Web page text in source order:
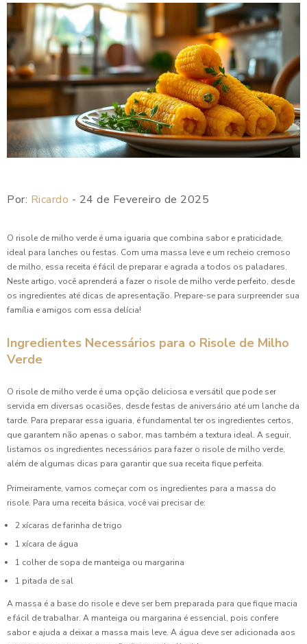
Como Preparar a Melhor Esfiha de Carne em Casa
Como Preparar Coxinhas de Frango para Festa que
Sucesso
Como Preparar Deliciosas Coxinhas de Frango para Festa e
Impressionar seus Convidados
Como Preparar Esfiha de Carne para Festa Perfeita
Como Preparar o Enroladinho de Salsicha Perfeito para
Como Preparar o Melhor Enroladinho de Presunto e Queijo
em Poucos Passos
Como Preparar Quibe Perfeito em Casa
Convidados
Como Preparar Risoletes Irresistíveis para Sua Festa
Como Preparar Salgado Assado para Festa Infantil e
Encantar as Crianças
Como Preparar Salgado Assado Para Festa Infantil Perfeita
Coxinha de Aniversário: 7 Receitas Irresistíveis para Festas
Coxinha de Aniversário: A Delícia que Não Pode Faltar na
Coxinha de Aniversário é a Sensação das Festas: Descubra
Receitas e Dicas Incríveis
Coxinha de Aniversário em Festas: Descubra Receitas e
Dicas Incríveis
Coxinha de Aniversário: A Delícia que Não Pode Faltar na
Por: Ricardo - 24 de Fevereiro de 2025
O risole de milho verde é uma iguaria que combina sabor e praticidade,
ideal para lanches ou festas. Com uma massa leve e um recheio cremoso
de milho, essa receita é fácil de preparar e agrada a todos os paladares.
Neste artigo, você aprenderá a fazer o risole de milho verde perfeito, desde
os ingredientes até dicas de apresentação. Prepare-se para surpreender sua
família e amigos com essa delícia!
Ingredientes Necessários para o Risole de Milho
Verde
O risole de milho verde é uma opção deliciosa e versátil que pode ser
servida em diversas ocasiões, desde festas de aniversário até um lanche da
tarde. Para preparar essa iguaria, é fundamental ter os ingredientes certos,
que garantem não apenas o sabor, mas também a textura ideal. A seguir,
listamos os ingredientes necessários para fazer o risole de milho verde,
além de algumas dicas para garantir que sua receita fique perfeita.
Primeiramente, vamos começar com os ingredientes para a massa do
risole. Para uma receita básica, você vai precisar de:
2 xícaras de farinha de trigo
1 xícara de água
1 colher de sopa de manteiga ou margarina
1 pitada de sal
A massa é a base do risole e deve ser bem preparada para que fique macia
e fácil de trabalhar. A manteiga ou margarina é essencial, pois confere
sabor e ajuda a deixar a massa mais leve. A água deve ser adicionada aos